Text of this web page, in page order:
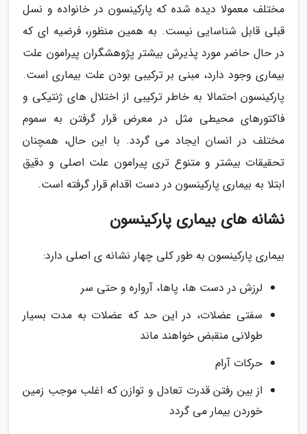
مختلف معمولا دیده شده که پارکینسون در خانواده و نسل
قبلی قابل شناسایی نیست. به همین منظور، فرضیه ای که
در حال حاضر مورد پذیرش بیشتر پژوهشگران پیرامون علت
بیماری وجود دارد، مبنی بر ترکیبی بودن علت بیماری است.
پارکینسون احتمالا به خاطر ترکیبی از اختلال های ژنتیکی و
فاکتورهای محیطی مثل در معرض قرار گرفتن به سموم
مختلف در انسان ایجاد می گردد. با این حال، همچنان
تحقیقات بیشتر و متنوع تری پیرامون علت اصلی و دقیق
ابتلا به بیماری پارکینسون در دست اقدام قرار گرفته است.
نشانه های بیماری پارکینسون
بیماری پارکینسون به طور کلی چهار نشانه ی اصلی دارد:
لرزش در دست ها، پاها، آرواره و حتی سر
سفتی عضلات، در این حد که عضلات به مدت بسیار
طولانی منقبض خواهند ماند
حرکات آرام
از بین رفتن قدرت تعادل و توازن که اغلب موجب زمین
خوردن بیمار می گردد